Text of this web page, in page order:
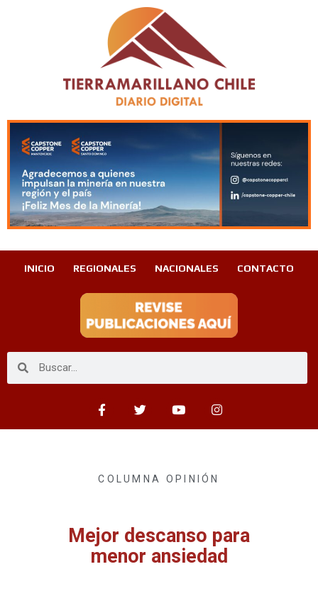
INICIO REGIONALES NACIONALES CONTACTO
COLUMNA OPINIÓN
Mejor descanso para
menor ansiedad